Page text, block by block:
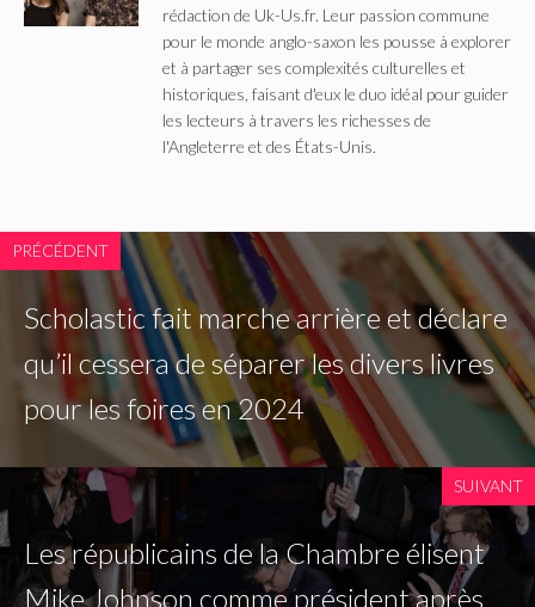
rédaction de Uk-Us.fr. Leur passion commune
pour le monde anglo-saxon les pousse à explorer
et à partager ses complexités culturelles et
historiques, faisant d'eux le duo idéal pour guider
les lecteurs à travers les richesses de
l'Angleterre et des États-Unis.
PRÉCÉDENT
Scholastic fait marche arrière et déclare
qu’il cessera de séparer les divers livres
pour les foires en 2024
SUIVANT
Les républicains de la Chambre élisent
Mike Johnson comme président après